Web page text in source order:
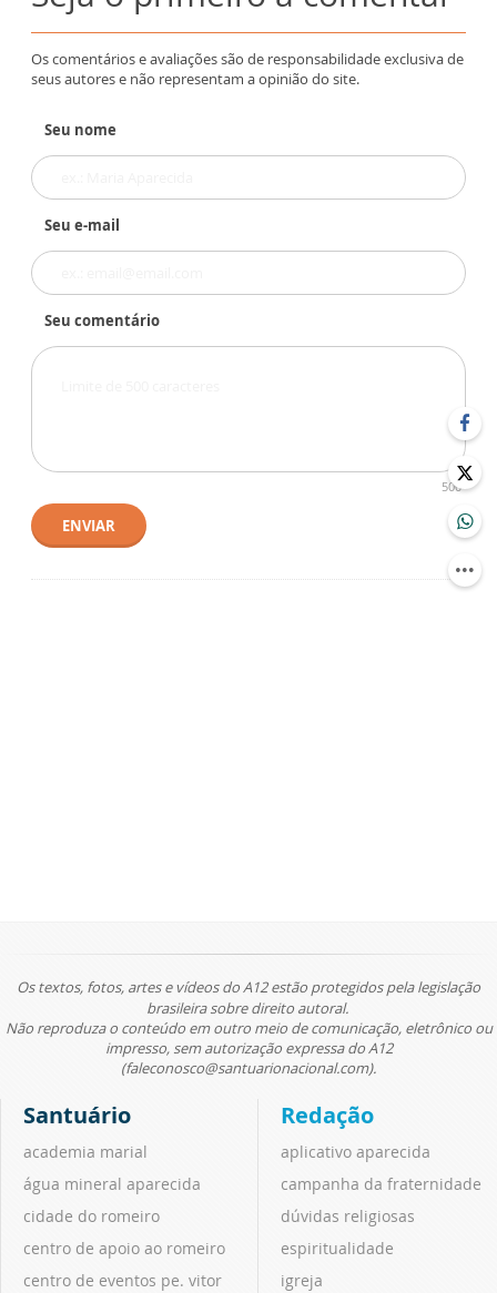
Os comentários e avaliações são de responsabilidade exclusiva de
seus autores e não representam a opinião do site.
Seu nome
Seu e-mail
Seu comentário
500
ENVIAR
Os textos, fotos, artes e vídeos do A12 estão protegidos pela legislação
brasileira sobre direito autoral.
Não reproduza o conteúdo em outro meio de comunicação, eletrônico ou
impresso, sem autorização expressa do A12
(faleconosco@santuarionacional.com).
Santuário
academia marial
água mineral aparecida
cidade do romeiro
centro de apoio ao romeiro
centro de eventos pe. vitor
Redação
aplicativo aparecida
campanha da fraternidade
dúvidas religiosas
espiritualidade
igreja